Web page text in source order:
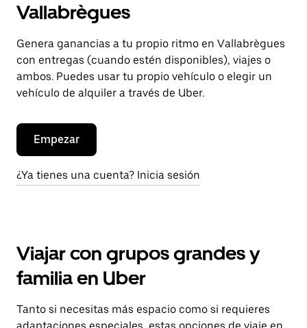
Vallabrègues
Genera ganancias a tu propio ritmo en Vallabrègues
con entregas (cuando estén disponibles), viajes o
ambos. Puedes usar tu propio vehículo o elegir un
vehículo de alquiler a través de Uber.
Empezar
¿Ya tienes una cuenta? Inicia sesión
Viajar con grupos grandes y
familia en Uber
Tanto si necesitas más espacio como si requieres